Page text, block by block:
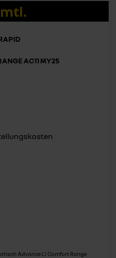
AC11 MY25
Advance L1 Comfort Range